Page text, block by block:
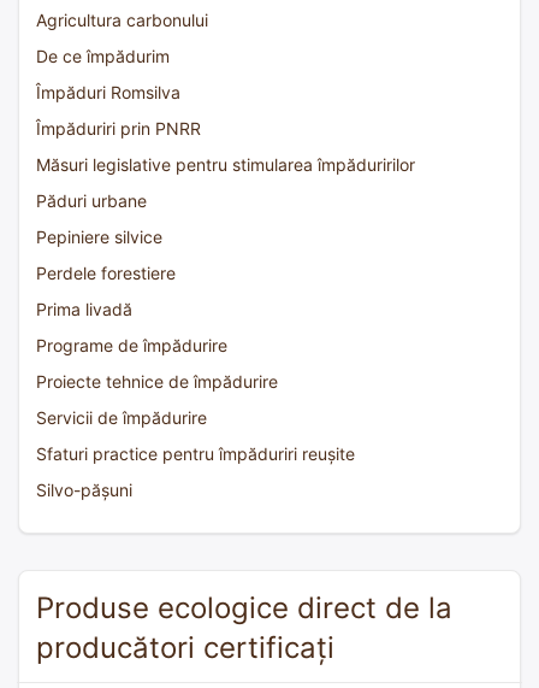
Agricultura carbonului
De ce împădurim
Împăduri Romsilva
Împăduriri prin PNRR
Măsuri legislative pentru stimularea împăduririlor
Păduri urbane
Pepiniere silvice
Perdele forestiere
Prima livadă
Programe de împădurire
Proiecte tehnice de împădurire
Servicii de împădurire
Sfaturi practice pentru împăduriri reușite
Silvo-pășuni
Produse ecologice direct de la
producători certificați